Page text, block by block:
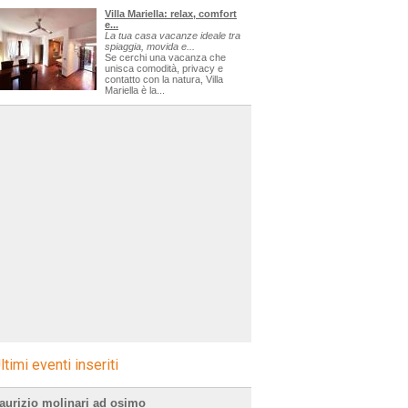
Villa Mariella: relax, comfort
e...
La tua casa vacanze ideale tra
spiaggia, movida e...
Se cerchi una vacanza che
unisca comodità, privacy e
contatto con la natura, Villa
Mariella è la...
eventi inseriti
molinari ad osimo